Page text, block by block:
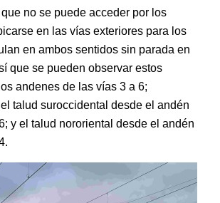
no se puede acceder por los
en las vías exteriores para los
en ambos sentidos sin parada en
que se pueden observar estos
andenes de las vías 3 a 6;
talud suroccidental desde el andén
y el talud nororiental desde el andén